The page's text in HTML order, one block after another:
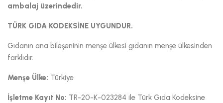
ambalaj üzerindedir.
TÜRK GIDA KODEKSİNE UYGUNDUR.
Gıdanın ana bileşeninin menşe ülkesi gıdanın menşe ülkesinden
farklıdır.
Menşe Ülke: Türkiye
İşletme Kayıt No: TR-20-K-023284 ile Türk Gıda Kodeksine